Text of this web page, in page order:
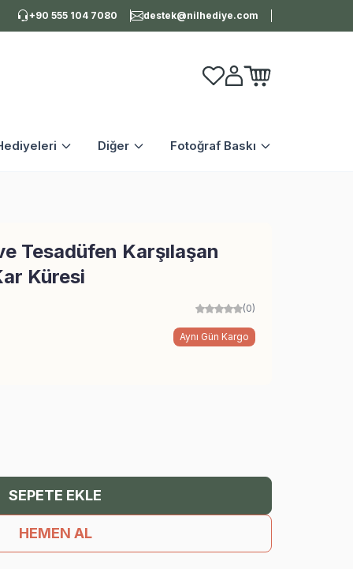
+90 555 104 7080 destek@nilhediye.com
Favorilerim
Hesabım
Sepetim
Diğer Fotoğraf Baskı
Tesadüfen Karşılaşan
Küresi
(0)
Aynı Gün Kargo
SEPETE EKLE
HEMEN AL